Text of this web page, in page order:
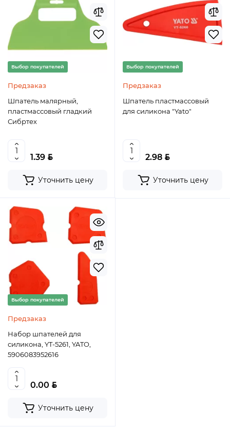
Выбор покупателей
Предзаказ
Шпатель малярный,
пластмассовый гладкий
Сибртех
1.39 BYN
Уточнить цену
Выбор покупателей
Предзаказ
Шпатель пластмассовый
для силикона "Yato"
2.98 BYN
Уточнить цену
Выбор покупателей
Предзаказ
Набор шпателей для
силикона, YT-5261, YATO,
5906083952616
0.00 BYN
Уточнить цену